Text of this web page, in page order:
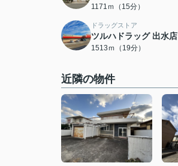
1171ｍ（15分）
ドラッグストア
ツルハドラッグ 出水店
1513ｍ（19分）
近隣の物件